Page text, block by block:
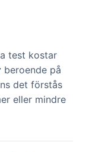
test kostar
beroende på
det förstås
eller mindre